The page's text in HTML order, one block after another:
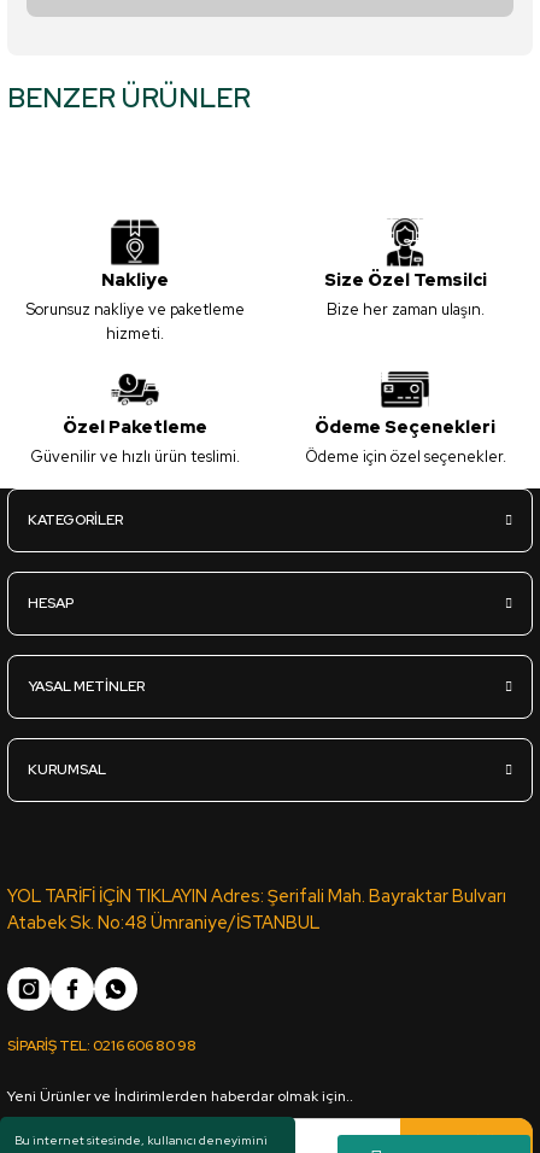
Bu internet sitesinde, kullanıcı deneyimini
tarafımıza iletebilirsiniz.
Ürün bilgilerinde hatalar bulunuyor.
Ürün fiyatı diğer sitelerden daha pahalı.
Bu ürüne benzer farklı alternatifler olmalı.
BENZER ÜRÜNLER
L.Acr-A05 Parlak Kaşmir - Lux Akrilik Panel - 18*1220*2800mm
3.670,00TL
U.Acr-403 Parlak Ekru Antrasit - Ultra Lux Akrilik Panel -
5.375,00TL
U.Acr-A05 Parlak Kaşmir - Ultra Akrilik Panel - 18*1220*2800mm
Nakliye
Sorunsuz nakliye ve paketleme
hizmeti.
Size Özel Temsilci
Bize her zaman ulaşın.
Özel Paketleme
Güvenilir ve hızlı ürün teslimi.
Ödeme Seçenekleri
Ödeme için özel seçenekler.
KATEGORİLER
HESAP
YASAL METİNLER
KURUMSAL
YOL TARİFİ İÇİN TIKLAYIN Adres: Şerifali Mah. Bayraktar Bulvarı
Atabek Sk. No:48 Ümraniye/İSTANBUL
SİPARİŞ TEL:0216 606 80 98
Yeni Ürünler ve İndirimlerden haberdar olmak için..
Kaydol